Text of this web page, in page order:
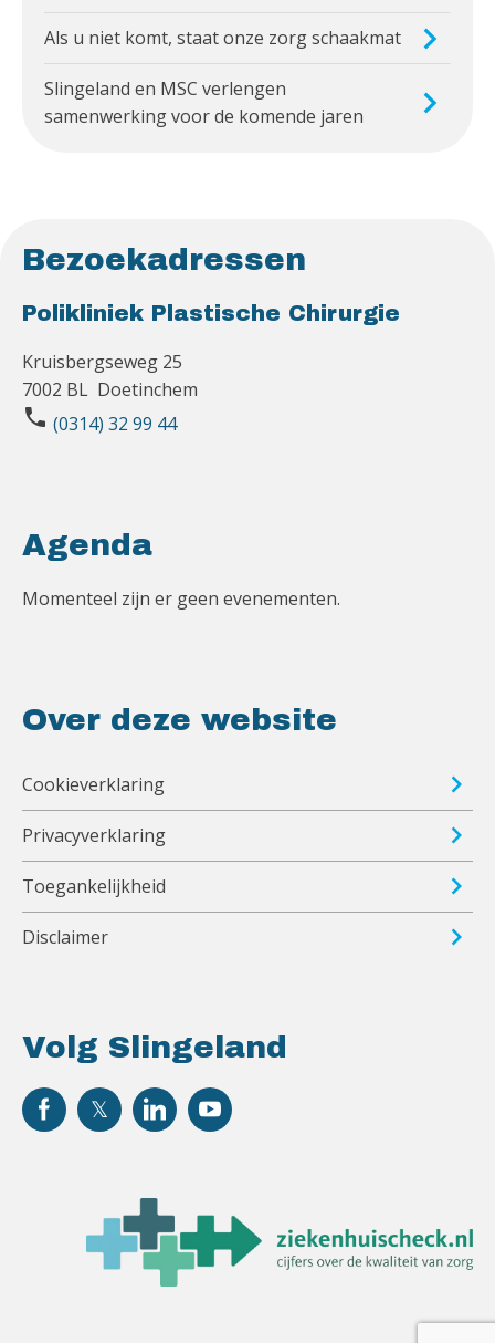
Als u niet komt, staat onze zorg schaakmat
Slingeland en MSC verlengen
samenwerking voor de komende jaren
Bezoekadressen
Polikliniek Plastische Chirurgie
Kruisbergseweg 25
7002 BL Doetinchem
phone (0314) 32 99 44
Volg Slingeland
Agenda
Momenteel zijn er geen evenementen.
Over deze website
Cookieverklaring
Privacyverklaring
Toegankelijkheid
Disclaimer